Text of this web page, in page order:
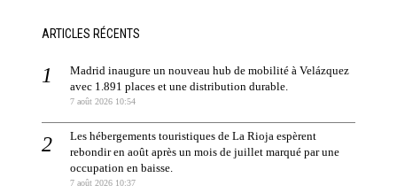
ARTICLES RÉCENTS
Madrid inaugure un nouveau hub de mobilité à Velázquez
avec 1.891 places et une distribution durable.
7 août 2026 10:54
Les hébergements touristiques de La Rioja espèrent
rebondir en août après un mois de juillet marqué par une
occupation en baisse.
7 août 2026 10:37